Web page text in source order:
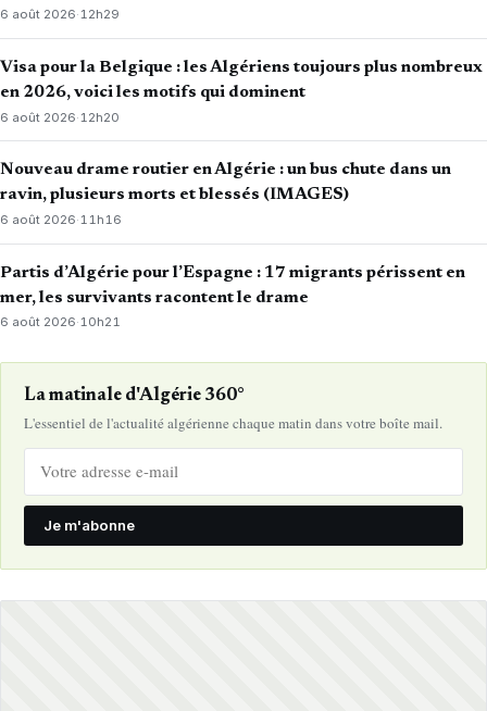
6 août 2026·12h29
Visa pour la Belgique : les Algériens toujours plus nombreux
en 2026, voici les motifs qui dominent
6 août 2026· 12h20
Nouveau drame routier en Algérie : un bus chute dans un
ravin, plusieurs morts et blessés (IMAGES)
6 août 2026·11h16
Partis d’Algérie pour l’Espagne : 17 migrants périssent en
mer, les survivants racontent le drame
6 août 2026·10h21
La matinale d'Algérie 360°
L'essentiel de l'actualité algérienne chaque matin dans votre boîte mail.
Je m'abonne